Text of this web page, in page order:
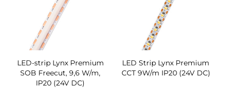
LED-strip Lynx Premium
SOB Freecut, 9,6 W/m,
IP20 (24V DC)
LED Strip Lynx Premium
CCT 9W/m IP20 (24V DC)